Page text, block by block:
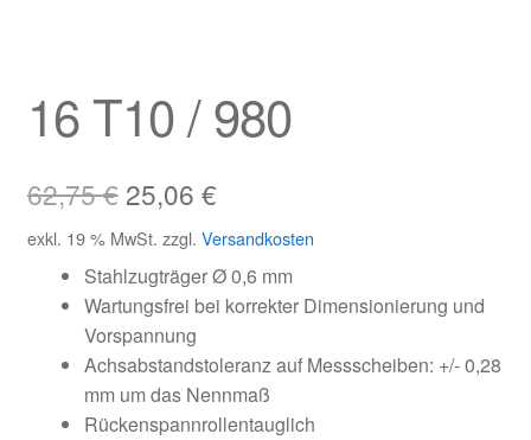
Kasse
Kontakt
Kundeninformationen
Mein Konto
Shop
16 T10 / 980
62,75€ Ursprünglicher
Preis
war:
62,75 €
25,06 €Aktueller
Preis
ist:
25,06 €.
exkl. 19 % MwSt. zzgl. Versandkosten
Stahlzugträger Ø 0,6 mm
Wartungsfrei bei korrekter Dimensionierung und
Vorspannung
Achsabstandstoleranz auf Messscheiben: +/- 0,28
mm um das Nennmaß
Rückenspannrollentauglich